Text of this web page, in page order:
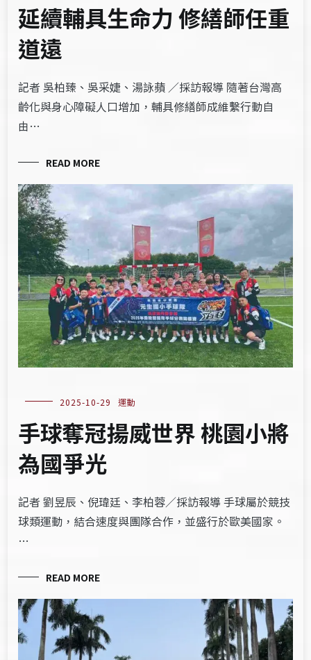
延續輔具生命力 修繕師任重
道遠
記者 吳柏臻、吳采婕、湯詠蘋 ／採訪報導 隨著台灣高
齡化與身心障礙人口增加，輔具修繕師成維繫行動自
由…
READ MORE
2025-10-29 運動
手球奪冠揚威世界 桃園小將
為國爭光
記者 劉昱辰、倪瑋廷、李柏蓉／採訪報導 手球屬於競技
球類運動，結合速度與團隊合作，並盛行於歐美國家。
…
READ MORE